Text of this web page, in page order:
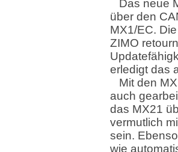
Das neue
über den
MX1/EC.
ZIMO
erledigt das
Mit den
auch
das MX21
vermutlich
sein.
wie